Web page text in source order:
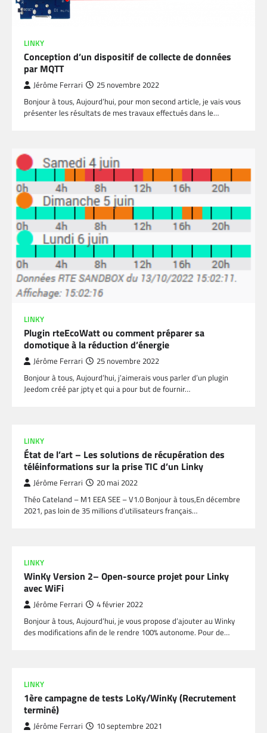
LINKY
Conception d’un dispositif de collecte de données
par MQTT
Jérôme Ferrari 25 novembre 2022
Bonjour à tous, Aujourd’hui, pour mon second article, je vais vous
présenter les résultats de mes travaux effectués dans le…
LINKY
Plugin rteEcoWatt ou comment préparer sa
domotique à la réduction d’énergie
Jérôme Ferrari 25 novembre 2022
Bonjour à tous, Aujourd’hui, j’aimerais vous parler d’un plugin
Jeedom créé par jpty et qui a pour but de fournir…
LINKY
État de l’art – Les solutions de récupération des
téléinformations sur la prise TIC d’un Linky
Jérôme Ferrari 20 mai 2022
Théo Cateland – M1 EEA SEE – V1.0 Bonjour à tous,En décembre
2021, pas loin de 35 millions d’utilisateurs français…
LINKY
WinKy Version 2– Open-source projet pour Linky
avec WiFi
Jérôme Ferrari 4 février 2022
Bonjour à tous, Aujourd’hui, je vous propose d’ajouter au Winky
des modifications afin de le rendre 100% autonome. Pour de…
LINKY
1ère campagne de tests LoKy/WinKy (Recrutement
terminé)
Jérôme Ferrari 10 septembre 2021